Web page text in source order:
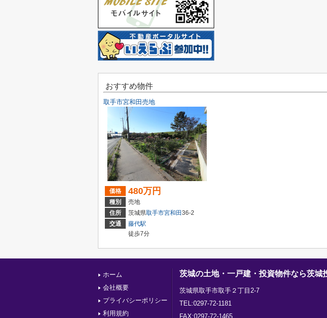
おすすめ物件
取手市宮和田売地
価格 480万円
種別
売地
住所
茨城県取手市宮和田36-2
交通
藤代駅
徒歩7分
ホーム
会社概要
プライバシーポリシー
利用規約
茨城の土地・一戸建・投資物件なら茨城
茨城県取手市取手２丁目2-7
TEL:0297-72-1181
FAX:0297-72-1465